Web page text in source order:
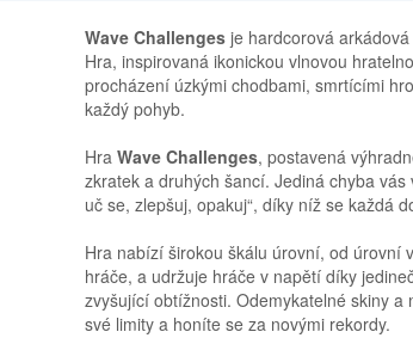
Wave Challenges je hardcorová
Hra, inspirovaná ikonickou vlnovou
procházení úzkými chodbami, smrtícími
každý pohyb.
HraWave Challenges, postavená
zkratek a druhých šancí. Jediná chyba
uč se, zlepšuj, opakuj“, díky níž se každá
Hra nabízí širokou škálu úrovní, od úrovní
hráče, a udržuje hráče v napětí díky
zvyšující obtížnosti. Odemykatelné skiny
své limity a honíte se za novými rekordy.